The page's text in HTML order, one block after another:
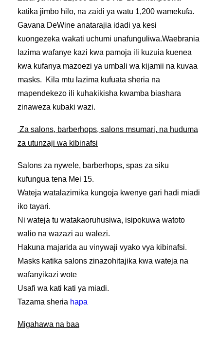
katika jimbo hilo, na zaidi ya watu 1,200 wamekufa.
Gavana DeWine anatarajia idadi ya kesi
kuongezeka wakati uchumi unafunguliwa.Waebrania
lazima wafanye kazi kwa pamoja ili kuzuia kuenea
kwa kufanya mazoezi ya umbali wa kijamii na kuvaa
masks. Kila mtu lazima kufuata sheria na
mapendekezo ili kuhakikisha kwamba biashara
zinaweza kubaki wazi.
Za salons, barberhops, salons msumari, na huduma
za utunzaji wa kibinafsi
Salons za nywele, barberhops, spas za siku
kufungua tena Mei 15.
Wateja watalazimika kungoja kwenye gari hadi miadi
iko tayari.
Ni wateja tu watakaoruhusiwa, isipokuwa watoto
walio na wazazi au walezi.
Hakuna majarida au vinywaji vyako vya kibinafsi.
Masks katika salons zinazohitajika kwa wateja na
wafanyikazi wote
Usafi wa kati kati ya miadi.
Tazama sheria hapa
Migahawa na baa